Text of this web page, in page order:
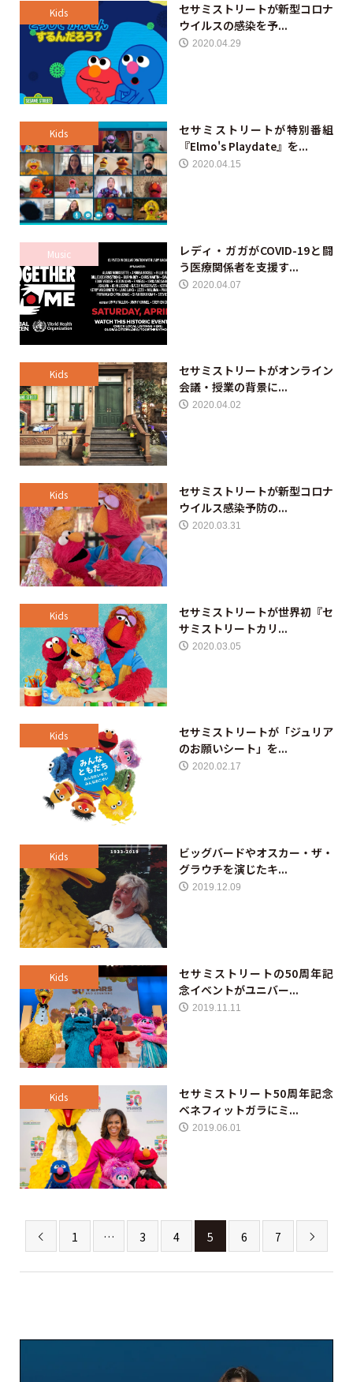
Kids
セサミストリートが新型コロナ
ウイルスの感染を予...
2020.04.29
Kids
セサミストリートが特別番組
『Elmo's Playdate』を...
2020.04.15
Music
レディ・ガガがCOVID-19と闘
う医療関係者を支援す...
2020.04.07
Kids
セサミストリートがオンライン
会議・授業の背景に...
2020.04.02
Kids
セサミストリートが新型コロナ
ウイルス感染予防の...
2020.03.31
Kids
セサミストリートが世界初『セ
サミストリートカリ...
2020.03.05
Kids
セサミストリートが「ジュリア
のお願いシート」を...
2020.02.17
Kids
ビッグバードやオスカー・ザ・
グラウチを演じたキ...
2019.12.09
Kids
セサミストリートの50周年記
念イベントがユニバー...
2019.11.11
Kids
セサミストリート50周年記念
ベネフィットガラにミ...
2019.06.01
 1 … 3 4 5 6 7 